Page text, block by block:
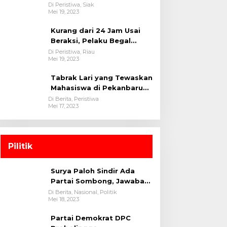
oleh tim Opsnal Polsek
Tualang-Polres Siak-Polda
Di Peristiwa, Siak
Mei 19, 2023
Kurang dari 24 Jam Usai
Beraksi, Pelaku Begal
Berhasil Di Bekuk
Satreskrim Polres
Di Peristiwa, Riau
Mei 19, 2023
Tabrak Lari yang Tewaskan
Mahasiswa di Pekanbaru
Ditangkap Polisi
Di Berita, Peristiwa
Mei 17, 2023
Pilitik
Surya Paloh Sindir Ada
Partai Sombong, Jawaban
Megawati
Di Berita, Nasional, Politik
Mei 18, 2023
Partai Demokrat DPC